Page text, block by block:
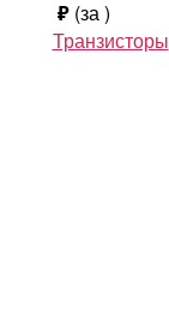
₽ (за)
Транзисторы